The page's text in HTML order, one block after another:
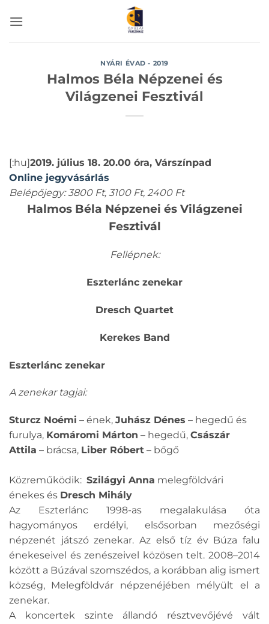
NYÁRI ÉVAD - 2019
Halmos Béla Népzenei és
Világzenei Fesztivál
[:hu]2019. július 18. 20.00 óra, Várszínpad
Online jegyvásárlás
Belépőjegy: 3800 Ft, 3100 Ft, 2400 Ft
Halmos Béla Népzenei és Világzenei
Fesztivál
Fellépnek:
Eszterlánc zenekar
Dresch Quartet
Kerekes Band
Eszterlánc zenekar
A zenekar tagjai:
Sturcz Noémi – ének, Juhász Dénes – hegedű és
furulya, Komáromi Márton – hegedű, Császár
Attila – brácsa, Liber Róbert – bőgő
Közreműködik: Szilágyi Anna melegföldvári
énekes és Dresch Mihály
Az Eszterlánc 1998-as megalakulása óta
hagyományos erdélyi, elsősorban mezőségi
népzenét játszó zenekar. Az első tíz év Búza falu
énekeseivel és zenészeivel közösen telt. 2008–2014
között a Búzával szomszédos, a korábban alig ismert
község, Melegföldvár népzenéjében mélyült el a
zenekar.
A koncertek szinte állandó résztvevőjévé vált